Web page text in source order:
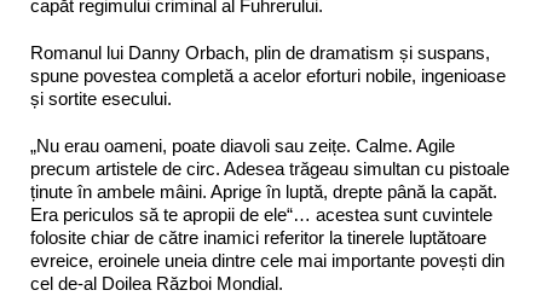
capăt regimului criminal al Fuhrerului.
Romanul lui Danny Orbach, plin de dramatism și suspans,
spune povestea completă a acelor eforturi nobile, ingenioase
și sortite esecului.
„Nu erau oameni, poate diavoli sau zeițe. Calme. Agile
precum artistele de circ. Adesea trăgeau simultan cu pistoale
ținute în ambele mâini. Aprige în luptă, drepte până la capăt.
Era periculos să te apropii de ele“… acestea sunt cuvintele
folosite chiar de către inamici referitor la tinerele luptătoare
evreice, eroinele uneia dintre cele mai importante povești din
cel de-al Doilea Război Mondial.